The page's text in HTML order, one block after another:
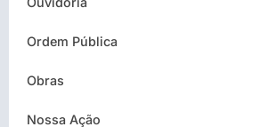
Ordem Pública
Obras
Nossa Ação